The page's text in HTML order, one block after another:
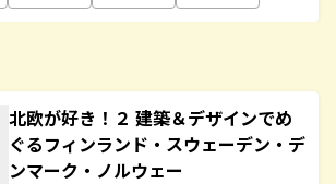
北欧が好き！２ 建築＆デザインでめ
ぐるフィンランド・スウェーデン・デ
ンマーク・ノルウェー